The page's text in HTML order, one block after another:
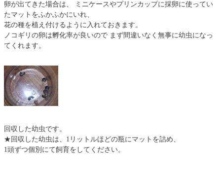
卵が出てきた場合は、 ミニケースやプリンカップに採卵に使ってい
たマットをふかふかにいれ、
花の種を植え付けるように入れておきます。
ノコギリの卵は孵化率が良いので まず間違いなく無事に幼虫になっ
てくれます。
回収した幼虫です。
★回収した幼虫は、1リットルほどの瓶にマットを詰め、
1頭ずつ個別にて飼育をしてください。